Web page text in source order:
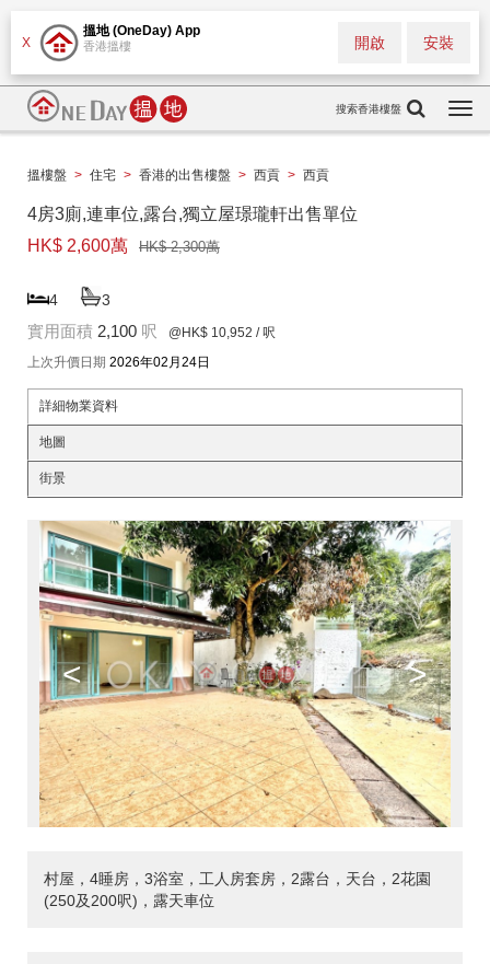
X
搵地 (OneDay) App
香港搵樓 安裝
開啟
搜索香港樓盤
搵樓盤 > 住宅 > 香港的出售樓盤 > 西貢 > 西貢
4房3廁,連車位,露台,獨立屋璟瓏軒出售單位
HK$ 2,600萬
HK$ 2,300萬
4 3
實用面積 2,100 呎 @HK$ 10,952 / 呎
上次升價日期 2026年02月24日
詳細物業資料
地圖
街景
< >
村屋，4睡房，3浴室，工人房套房，2露台，天台，2花園
(250及200呎)，露天車位